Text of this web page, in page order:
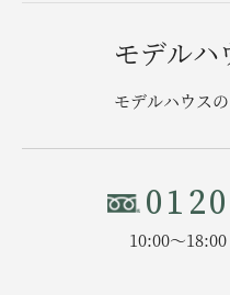
モデルハ
モデルハウス
10:00〜18:00